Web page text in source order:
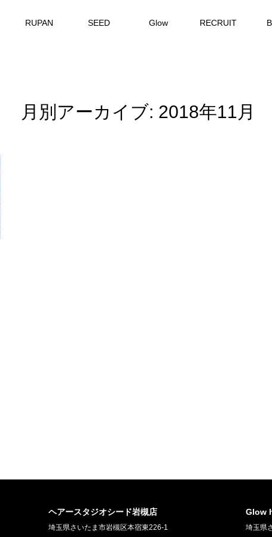
RUPAN SEED Glow RECRUIT
月別アーカイブ: 2018年11月
ヘアースタジオシード岩槻店
埼玉県さいたま市岩槻区本宿東226-1
Glow
埼玉県